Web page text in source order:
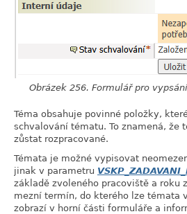
Obrázek 256. Formulář pro
Téma obsahuje povinné položky,
schvalování tématu. To znamená, že
zůstat rozpracované.
Témata je možné vypisovat
jinak v parametru
základě zvoleného pracoviště a roku
mezní termín, do kterého lze témata
zobrazí v horní části formuláře a